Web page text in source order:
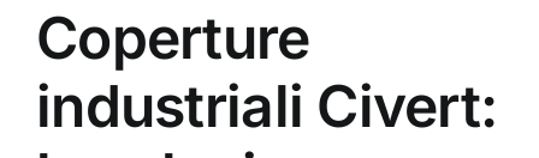
Coperture
industriali Civert: